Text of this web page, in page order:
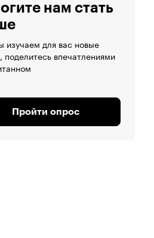
нам стать
изучаем для вас новые
поделитесь впечатлениями
Пройти опрос